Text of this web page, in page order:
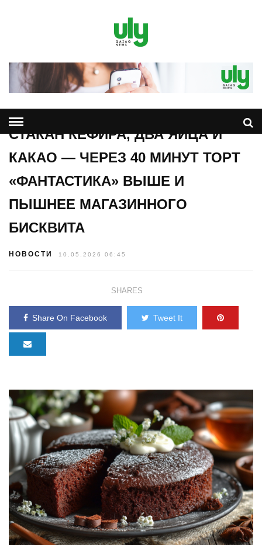
СТАКАН КЕФИРА, ДВА ЯЙЦА И
КАКАО — ЧЕРЕЗ 40 МИНУТ ТОРТ
«ФАНТАСТИКА» ВЫШЕ И
ПЫШНЕЕ МАГАЗИННОГО
БИСКВИТА
НОВОСТИ 10.05.2026 06:45
SHARES
Share On Facebook Tweet It